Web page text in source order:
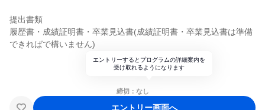
提出書類
履歴書・成績証明書・卒業見込書(成績証明書・卒業見込書は準備
できればで構いません)
エントリーするとプログラムの詳細案内を
受け取れるようになります
締切：なし
エントリー画面へ